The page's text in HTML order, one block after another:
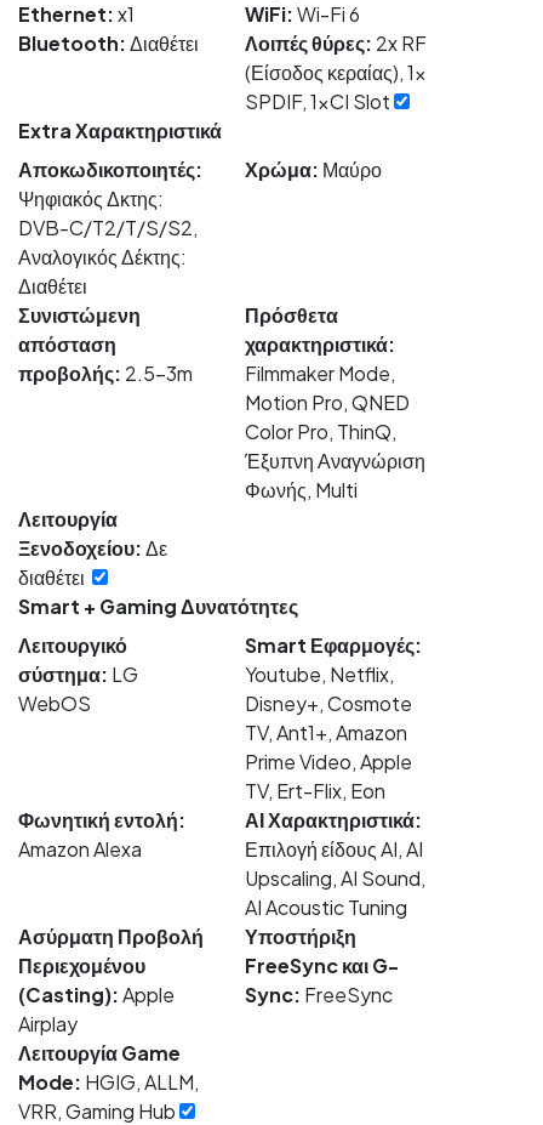
Ethernet:x1 WiFi:Wi-Fi 6
Bluetooth:Διαθέτει Λοιπές θύρες: 2x RF
(Είσοδος κεραίας), 1x
SPDIF, 1xCI Slot
Extra Χαρακτηριστικά
Αποκωδικοποιητές:
Ψηφιακός Δκτης:
DVB-C/T2/T/S/S2,
Αναλογικός Δέκτης:
Διαθέτει
Χρώμα: Μαύρο
Συνιστώμενη
απόσταση
προβολής: 2.5-3m
Πρόσθετα
χαρακτηριστικά:
Filmmaker Mode,
Motion Pro, QNED
Color Pro, ThinQ,
Έξυπνη Αναγνώριση
Φωνής, Multi
Λειτουργία
Ξενοδοχείου:Δε
διαθέτει
Smart + Gaming Δυνατότητες
Λειτουργικό
σύστημα: LG
WebOS
Smart Εφαρμογές:
Youtube, Netflix,
Disney+, Cosmote
TV, Ant1+, Amazon
Prime Video, Apple
TV, Ert-Flix, Eon
Φωνητική εντολή:
Amazon Alexa
ΑΙ Χαρακτηριστικά:
Επιλογή είδους AI, AI
Upscaling, AI Sound,
AI Acoustic Tuning
Ασύρματη Προβολή
Περιεχομένου
(Casting):Apple
Airplay
Υποστήριξη
FreeSync και G-
Sync: FreeSync
Λειτουργία Game
Mode: HGIG, ALLM,
VRR, Gaming Hub